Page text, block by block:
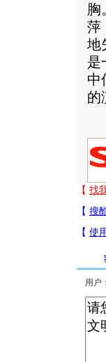
胸
萍
地
是
中
的
用户：